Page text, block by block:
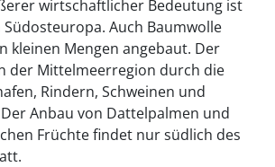
wirtschaftlicher Bedeutung ist
Auch Baumwolle
kleinen Mengen angebaut. Der
der Mittelmeerregion durch die
Rindern, Schweinen und
Anbau von Dattelpalmen und
Früchte findet nur südlich des